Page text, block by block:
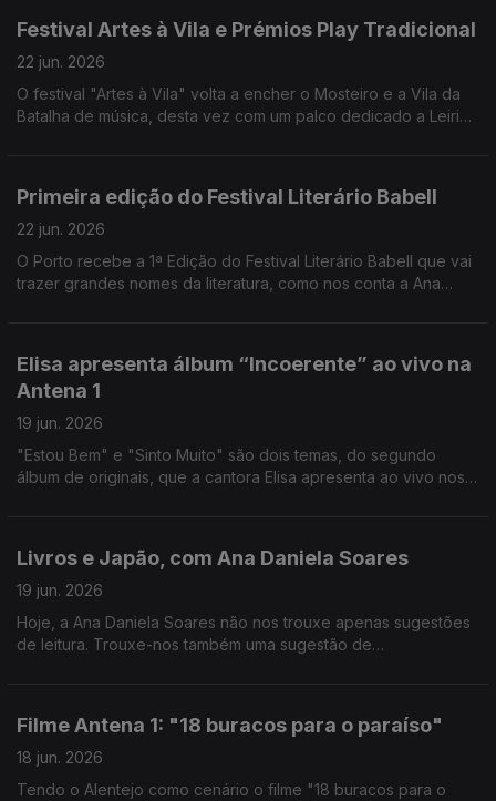
Festival Artes à Vila e Prémios Play Tradicional
22 jun. 2026
O festival "Artes à Vila" volta a encher o Mosteiro e a Vila da
Batalha de música, desta vez com um palco dedicado a Leiria.
Primeira edição do Festival Literário Babell
22 jun. 2026
O Porto recebe a 1ª Edição do Festival Literário Babell que vai
trazer grandes nomes da literatura, como nos conta a Ana
Elisa apresenta álbum “Incoerente” ao vivo na
Antena 1
19 jun. 2026
"Estou Bem" e "Sinto Muito" são dois temas, do segundo
álbum de originais, que a cantora Elisa apresenta ao vivo nos
Livros e Japão, com Ana Daniela Soares
19 jun. 2026
Hoje, a Ana Daniela Soares não nos trouxe apenas sugestões
de leitura. Trouxe-nos também uma sugestão de
Filme Antena 1: "18 buracos para o paraíso"
18 jun. 2026
Tendo o Alentejo como cenário o filme "18 buracos para o